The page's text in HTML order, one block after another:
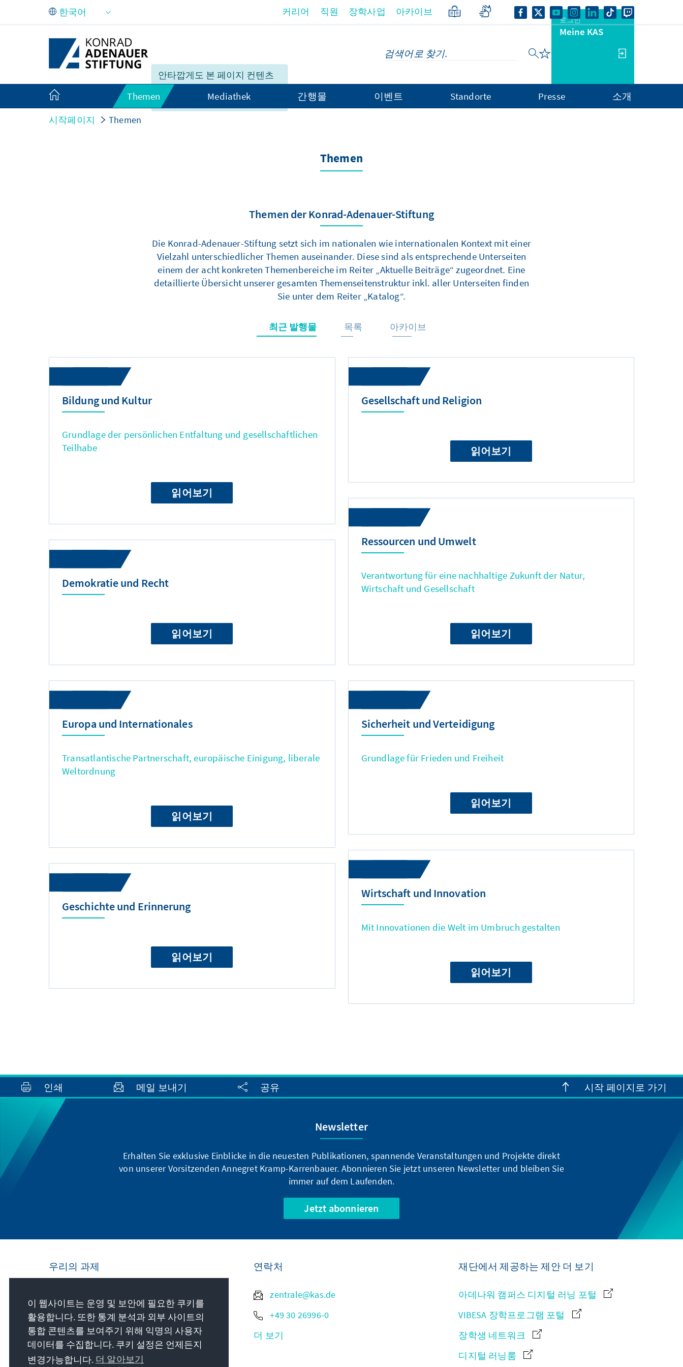
Skip to Main Content
안타깝게도 본 페이지 컨텐츠
가 한국어로 완벽히 제공되고
있지 못합니다.
커리어 직원 장학사업 아카이브
로그인
Meine KAS
Themen Mediathek 간행물 이벤트 Standorte Presse 소개
시작페이지 Themen
Themen
Themen der Konrad-Adenauer-Stiftung
Die Konrad-Adenauer-Stiftung setzt sich im nationalen wie internationalen Kontext mit einer
Vielzahl unterschiedlicher Themen auseinander. Diese sind als entsprechende Unterseiten
einem der acht konkreten Themenbereiche im Reiter „Aktuelle Beiträge“ zugeordnet. Eine
detaillierte Übersicht unserer gesamten Themenseitenstruktur inkl. aller Unterseiten finden
Sie unter dem Reiter „Katalog“.
최근 발행물 목록 아카이브
Bildung und Kultur
Grundlage der persönlichen Entfaltung und gesellschaftlichen
Teilhabe
읽어보기
Demokratie und Recht
읽어보기
Europa und Internationales
Transatlantische Partnerschaft, europäische Einigung, liberale
Weltordnung
읽어보기
Geschichte und Erinnerung
읽어보기
Gesellschaft und Religion
읽어보기
Ressourcen und Umwelt
Verantwortung für eine nachhaltige Zukunft der Natur,
Wirtschaft und Gesellschaft
읽어보기
Sicherheit und Verteidigung
Grundlage für Frieden und Freiheit
읽어보기
Wirtschaft und Innovation
Mit Innovationen die Welt im Umbruch gestalten
읽어보기
인쇄 메일 보내기 공유 시작 페이지로 가기
Newsletter
Erhalten Sie exklusive Einblicke in die neuesten Publikationen, spannende Veranstaltungen und Projekte direkt
von unserer Vorsitzenden Annegret Kramp-Karrenbauer. Abonnieren Sie jetzt unseren Newsletter und bleiben Sie
immer auf dem Laufenden.
Jetzt abonnieren
우리의 과제
national und international durch politische
Bildung für Frieden, Freiheit und
Gerechtigkeit ein. Wir fördern und bewahren
freiheitliche Demokratie, die Soziale
Marktwirtschaft und die Entwicklung und
연락처
zentrale@kas.de
+49 30 26996-0
더 보기
재단에서 제공하는 제안 더 보기
아데나워 캠퍼스 디지털 러닝 포털
VIBESA 장학프로그램 포털
장학생 네트워크
디지털 러닝룸
이 웹사이트는 운영 및 보안에 필요한 쿠키를
활용합니다. 또한 통계 분석과 외부 사이트의
통합 콘텐츠를 보여주기 위해 익명의 사용자
데이터를 수집합니다. 쿠키 설정은 언제든지
변경가능합니다. 더 알아보기